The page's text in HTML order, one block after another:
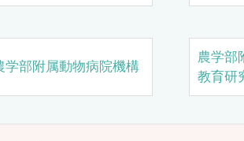
学部附属動物病院機構
農学部
教育研